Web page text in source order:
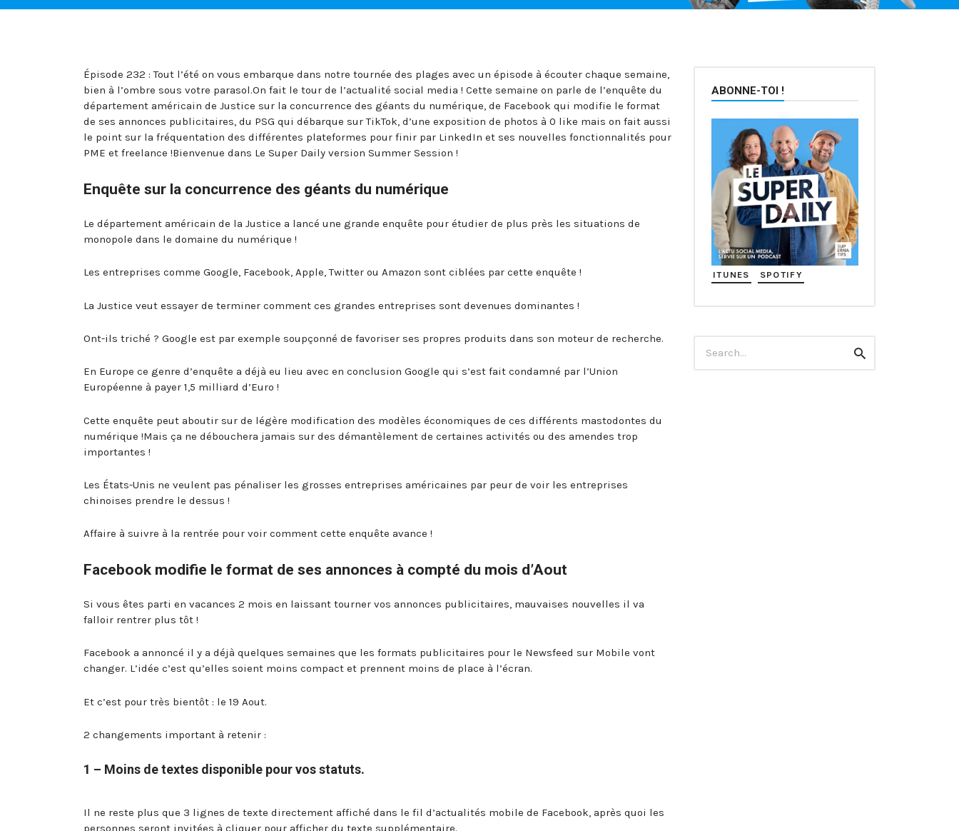
Épisode 232 : Tout l’été on vous embarque dans notre tournée des plages avec un épisode à écouter chaque semaine,
bien à l’ombre sous votre parasol.On fait le tour de l’actualité social media ! Cette semaine on parle de l’enquête du
département américain de Justice sur la concurrence des géants du numérique, de Facebook qui modifie le format
de ses annonces publicitaires, du PSG qui débarque sur TikTok, d’une exposition de photos à 0 like mais on fait aussi
le point sur la fréquentation des différentes plateformes pour finir par LinkedIn et ses nouvelles fonctionnalités pour
PME et freelance !Bienvenue dans Le Super Daily version Summer Session !
Enquête sur la concurrence des géants du numérique
Le département américain de la Justice a lancé une grande enquête pour étudier de plus près les situations de
monopole dans le domaine du numérique !
Les entreprises comme Google, Facebook, Apple, Twitter ou Amazon sont ciblées par cette enquête !
La Justice veut essayer de terminer comment ces grandes entreprises sont devenues dominantes !
Ont-ils triché ? Google est par exemple soupçonné de favoriser ses propres produits dans son moteur de recherche.
En Europe ce genre d’enquête a déjà eu lieu avec en conclusion Google qui s’est fait condamné par l’Union
Européenne à payer 1,5 milliard d’Euro !
Cette enquête peut aboutir sur de légère modification des modèles économiques de ces différents mastodontes du
numérique !Mais ça ne débouchera jamais sur des démantèlement de certaines activités ou des amendes trop
importantes !
Les États-Unis ne veulent pas pénaliser les grosses entreprises américaines par peur de voir les entreprises
chinoises prendre le dessus !
Affaire à suivre à la rentrée pour voir comment cette enquête avance !
Facebook modifie le format de ses annonces à compté du mois d’Aout
Si vous êtes parti en vacances 2 mois en laissant tourner vos annonces publicitaires, mauvaises nouvelles il va
falloir rentrer plus tôt !
Facebook a annoncé il y a déjà quelques semaines que les formats publicitaires pour le Newsfeed sur Mobile vont
changer. L’idée c’est qu’elles soient moins compact et prennent moins de place à l’écran.
Et c’est pour très bientôt : le 19 Aout.
2 changements important à retenir :
1 – Moins de textes disponible pour vos statuts.
Il ne reste plus que 3 lignes de texte directement affiché dans le fil d’actualités mobile de Facebook, après quoi les
personnes seront invitées à cliquer pour afficher du texte supplémentaire.
ABONNE-TOI !
ITUNES SPOTIFY
for:
Search